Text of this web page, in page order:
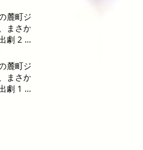
麓町ジ
まさか
劇 2 ～
麓町ジ
まさか
劇 1 ～